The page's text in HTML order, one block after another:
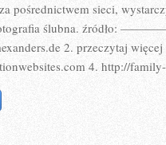
pośrednictwem sieci,
fotografia ślubna.
2. przeczytaj więcej
4. http://